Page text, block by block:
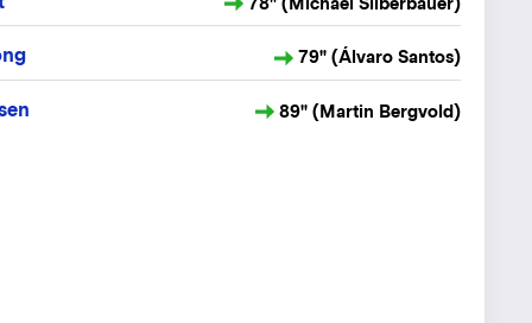
79" (Álvaro Santos)
89" (Martin Bergvold)